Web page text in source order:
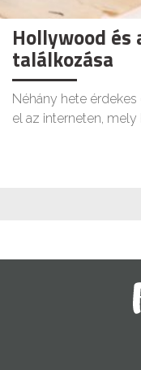
Hollywood
találkozása
Néhány hete
el az interneten,